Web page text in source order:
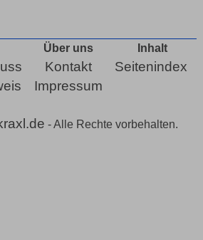
Über uns
Kontakt
Impressum
Inhalt
Seitenindex
- Alle Rechte vorbehalten.